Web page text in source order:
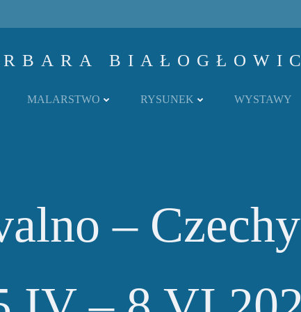
MALARSTWO RYSUNEK WYSTAWY
–